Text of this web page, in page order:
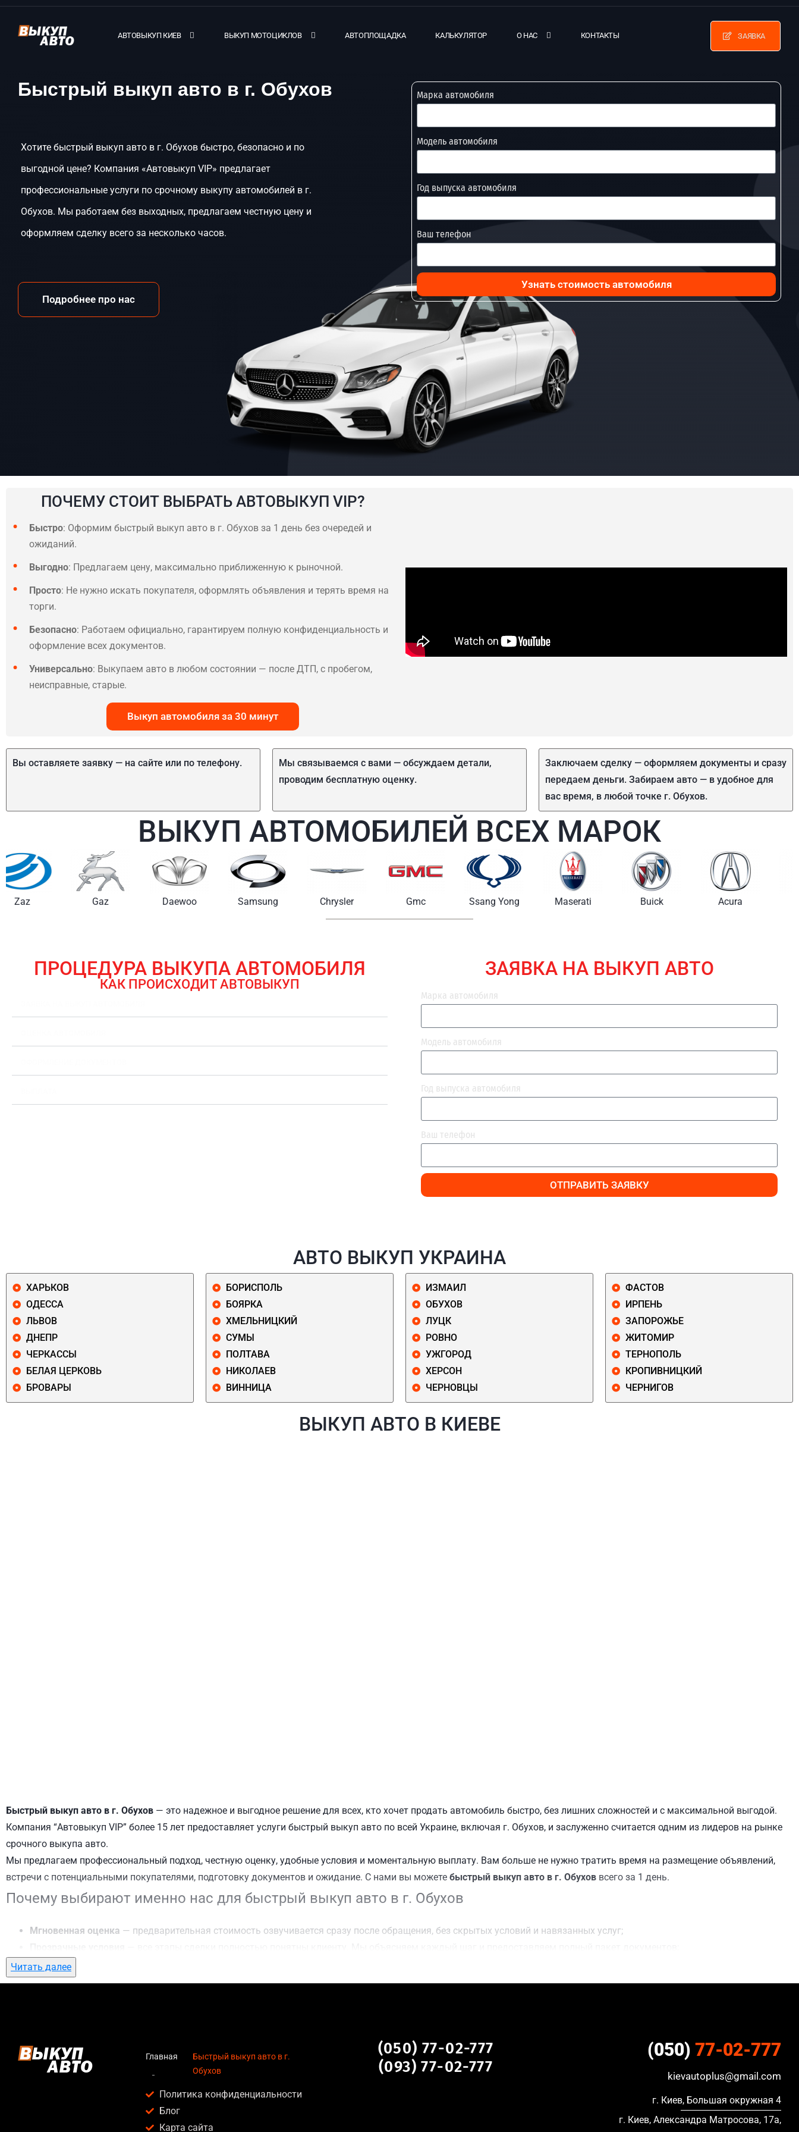
АВТОВЫКУП КИЕВ ВЫКУП МОТОЦИКЛОВ АВТОПЛОЩАДКА КАЛЬКУЛЯТОР О НАС КОНТАКТЫ ЗАЯВКА
Быстрый выкуп авто в г. Обухов
Хотите быстрый выкуп авто в г. Обухов быстро, безопасно и по
выгодной цене? Компания «Автовыкуп VIP» предлагает
профессиональные услуги по срочному выкупу автомобилей в г.
Обухов. Мы работаем без выходных, предлагаем честную цену и
оформляем сделку всего за несколько часов.
Подробнее про нас
Марка автомобиля
Модель автомобиля
Год выпуска автомобиля
Ваш телефон
Узнать стоимость автомобиля
ПОЧЕМУ СТОИТ ВЫБРАТЬ АВТОВЫКУП VIP?
Быстро: Оформим быстрый выкуп авто в г. Обухов за 1 день без очередей и
ожиданий.
Выгодно: Предлагаем цену, максимально приближенную к рыночной.
Просто: Не нужно искать покупателя, оформлять объявления и терять время на
торги.
Безопасно: Работаем официально, гарантируем полную конфиденциальность и
оформление всех документов.
Универсально: Выкупаем авто в любом состоянии — после ДТП, с пробегом,
неисправные, старые.
Выкуп автомобиля за 30 минут
Вы оставляете заявку — на сайте или по телефону.
Мы связываемся с вами — обсуждаем детали,
проводим бесплатную оценку.
Заключаем сделку — оформляем документы и сразу
передаем деньги. Забираем авто — в удобное для
вас время, в любой точке г. Обухов.
ВЫКУП АВТОМОБИЛЕЙ ВСЕХ МАРОК
Daewoo Samsung Chrysler Gmc Ssang Yong Maserati Buick Acura Lincoln
ПРОЦЕДУРА ВЫКУПА АВТОМОБИЛЯ
КАК ПРОИСХОДИТ АВТОВЫКУП
ЗАЯВКА НА ВЫКУП АВТО
Марка автомобиля
Модель автомобиля
Год выпуска автомобиля
Ваш телефон
ОТПРАВИТЬ ЗАЯВКУ
АВТО ВЫКУП УКРАИНА
ХАРЬКОВ
ОДЕССА
ЛЬВОВ
ДНЕПР
ЧЕРКАССЫ
БЕЛАЯ ЦЕРКОВЬ
БРОВАРЫ
БОРИСПОЛЬ
БОЯРКА
ХМЕЛЬНИЦКИЙ
СУМЫ
ПОЛТАВА
НИКОЛАЕВ
ВИННИЦА
ИЗМАИЛ
ОБУХОВ
ЛУЦК
РОВНО
УЖГОРОД
ХЕРСОН
ЧЕРНОВЦЫ
ФАСТОВ
ИРПЕНЬ
ЗАПОРОЖЬЕ
ЖИТОМИР
ТЕРНОПОЛЬ
КРОПИВНИЦКИЙ
ЧЕРНИГОВ
ВЫКУП АВТО В КИЕВЕ
Быстрый выкуп авто в г. Обухов — это надежное и выгодное решение для всех, кто хочет продать автомобиль быстро, без лишних сложностей и с максимальной выгодой.
Компания “Автовыкуп VIP” более 15 лет предоставляет услуги быстрый выкуп авто по всей Украине, включая г. Обухов, и заслуженно считается одним из лидеров на рынке
срочного выкупа авто.
Мы предлагаем профессиональный подход, честную оценку, удобные условия и моментальную выплату. Вам больше не нужно тратить время на размещение объявлений,
встречи с потенциальными покупателями, подготовку документов и ожидание. С нами вы можете быстрый выкуп авто в г. Обухов всего за 1 день.
Почему выбирают именно нас для быстрый выкуп авто в г. Обухов
Мгновенная оценка — предварительная стоимость озвучивается сразу после обращения, без скрытых условий и навязанных услуг;
Гибкий подход
Честные цены— предлагаем до 95% от рыночной стоимости даже за авто после аварии или с пробегом;
Кому подойдет быстрый выкуп авто в г. Обухов
Услуга быстрый выкуп авто в г. Обухов актуальна для:
Владельцев автомобилей после аварии, когда восстановление экономически нецелесообразно;
Читать далее
Главная
Быстрый выкуп авто в г.
Обухов
Политика конфиденциальности
Блог
Карта сайта
(050) 77-02-777
(093) 77-02-777
(050) 77-02-777
kievautoplus@gmail.com
г. Киев, Большая окружная 4
г. Киев, Александра Матросова, 17а,